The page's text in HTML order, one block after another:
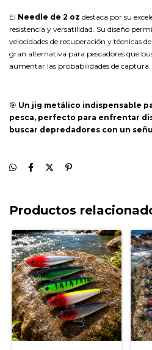
El Needle de 2 oz destaca por su
resistencia y versatilidad. Su diseño
velocidades de recuperación y técnicas
gran alternativa para pescadores que
aumentar las probabilidades de captura.
🎯 Un jig metálico indispensable
pesca, perfecto para enfrentar
buscar depredadores con un
Productos